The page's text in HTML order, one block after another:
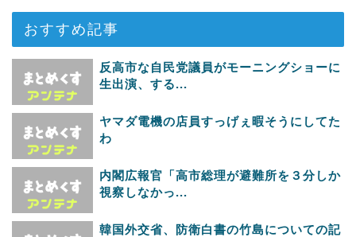
おすすめ記事
反高市な自民党議員がモーニングショーに
生出演、する...
ヤマダ電機の店員すっげぇ暇そうにしてた
わ
内閣広報官「高市総理が避難所を３分しか
視察しなかっ...
韓国外交省、防衛白書の竹島についての記